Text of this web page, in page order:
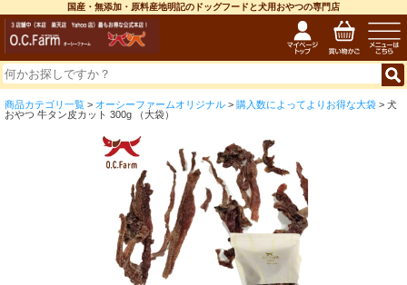
国産・無添加・原料産地明記のドッグフードと犬用おやつの専門店
商品カテゴリ一覧 > オーシーファームオリジナル > 購入数によってよりお得な大袋 > 犬
おやつ 牛タン皮カット 300g （大袋）